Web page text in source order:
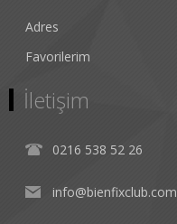
Adres
Favorilerim
İletişim
0216 538 52 26
info@bienfixclub.com